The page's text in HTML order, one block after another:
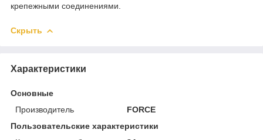
крепежными соединениями.
Скрыть
Характеристики
Основные
Производитель
FORCE
Пользовательские характеристики